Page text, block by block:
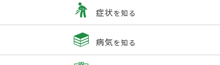
症状を知る
病気を知る